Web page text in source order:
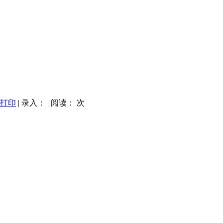
打印 | 录入： | 阅读： 次